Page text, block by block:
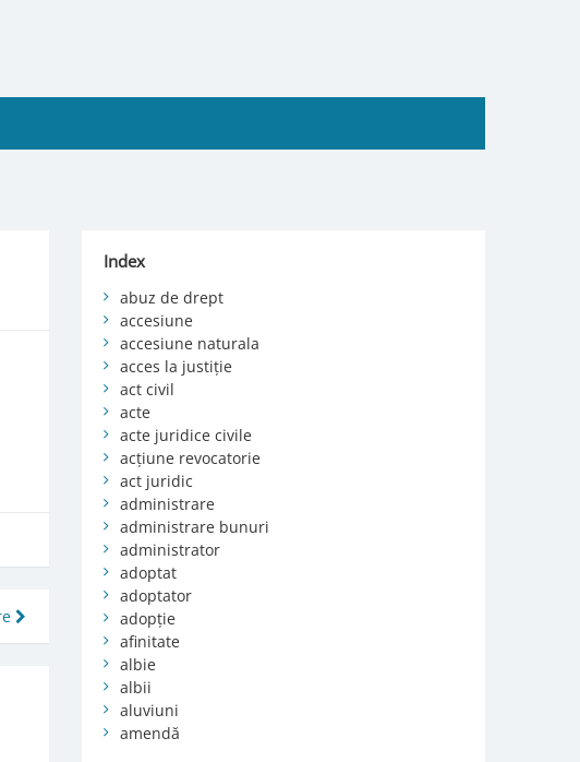
Index
abuz de drept
accesiune
accesiune naturala
acces la justiție
act civil
acte
acte juridice civile
acțiune revocatorie
act juridic
administrare
administrare bunuri
administrator
adoptat
adoptator
adopție
afinitate
albie
albii
aluviuni
amendă